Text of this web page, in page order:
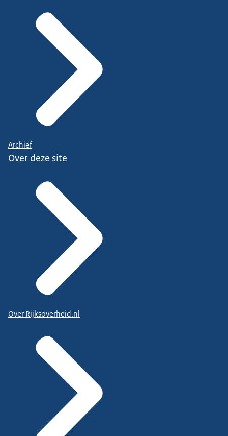
Archief
Over deze site
Over Rijksoverheid.nl